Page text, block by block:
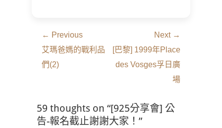
文
章
導
覽
← Previous
Previous
post:
艾瑪爸媽的戰利品
們(2)
Next →
Next
post:
[巴黎] 1999年Place
des Vosges孚日廣
場
59 thoughts on “[925分享會] 公
告-報名截止謝謝大家！”